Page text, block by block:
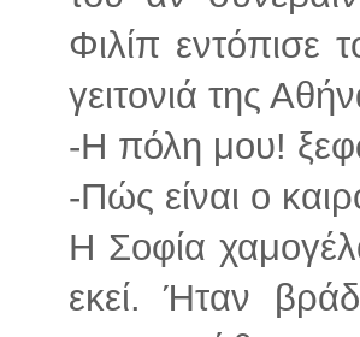
Φιλίπ εντόπισε
γειτονιά της
-Η πόλη μου!
-Πώς είναι ο
Η Σοφία
εκεί. Ήταν